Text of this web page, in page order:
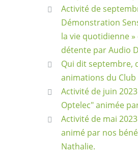
Activité de
Démonstration
la vie quotidienne
détente par Audio
Qui dit septembre,
animations du Club
Activité de juin
Optelec" animée
Activité de mai
animé par nos
Nathalie.